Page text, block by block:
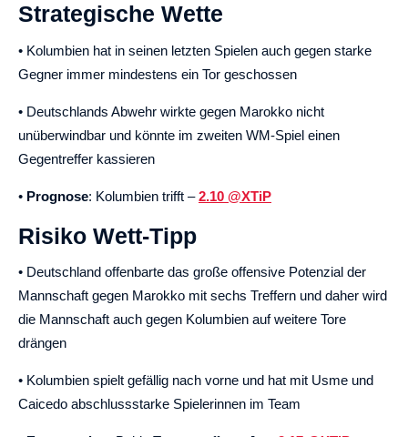
Strategische Wette
• Kolumbien hat in seinen letzten Spielen auch gegen starke
Gegner immer mindestens ein Tor geschossen
• Deutschlands Abwehr wirkte gegen Marokko nicht
unüberwindbar und könnte im zweiten WM-Spiel einen
Gegentreffer kassieren
• Prognose: Kolumbien trifft –2.10 @XTiP
Risiko Wett-Tipp
• Deutschland offenbarte das große offensive Potenzial der
Mannschaft gegen Marokko mit sechs Treffern und daher wird
die Mannschaft auch gegen Kolumbien auf weitere Tore
drängen
• Kolumbien spielt gefällig nach vorne und hat mit Usme und
Caicedo abschlussstarke Spielerinnen im Team